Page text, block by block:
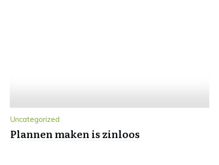
Uncategorized
Plannen maken is zinloos